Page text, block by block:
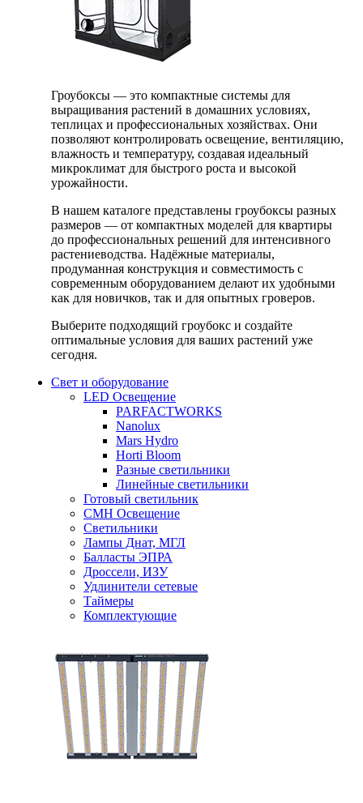
Гроубоксы — это компактные системы для
выращивания растений в домашних условиях,
теплицах и профессиональных хозяйствах. Они
позволяют контролировать освещение, вентиляцию,
влажность и температуру, создавая идеальный
микроклимат для быстрого роста и высокой
урожайности.
В нашем каталоге представлены гроубоксы разных
размеров — от компактных моделей для квартиры
до профессиональных решений для интенсивного
растениеводства. Надёжные материалы,
продуманная конструкция и совместимость с
современным оборудованием делают их удобными
как для новичков, так и для опытных гроверов.
Выберите подходящий гроубокс и создайте
оптимальные условия для ваших растений уже
сегодня.
Свет и оборудование
LED Освещение
PARFACTWORKS
Nanolux
Mars Hydro
Horti Bloom
Разные светильники
Линейные светильники
Готовый светильник
CMH Освещение
Светильники
Лампы Днат, МГЛ
Балласты ЭПРА
Дроссели, ИЗУ
Удлинители сетевые
Таймеры
Комплектующие